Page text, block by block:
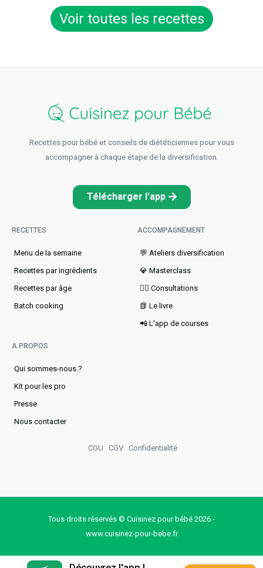
Voir toutes les recettes
Recettes pour bébé et conseils de diététiciennes pour vous
accompagner à chaque étape de la diversification.
Télécharger l'app
RECETTES
Menu de la semaine​
Recettes par ingrédients
Recettes par âge
Batch cooking
ACCOMPAGNEMENT
💬 Ateliers diversification
💎 Masterclass
👩‍⚕️ Consultations
📗 Le livre
📲 L'app de courses
A PROPOS
Qui sommes-nous ?
Kit pour les pro
Presse
Nous contacter
CGU CGV Confidentialité
Tous droits réservés © Cuisinez pour bébé 2026 -
www.cuisinez‑pour‑bebe.fr